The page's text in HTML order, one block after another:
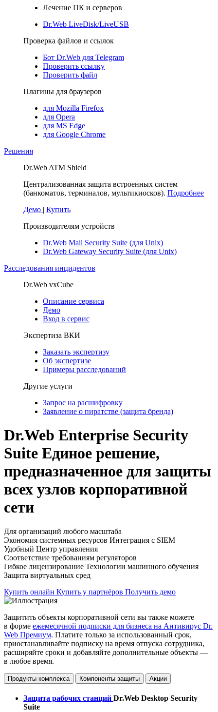
Лечение ПК и серверов
Dr.Web LiveDisk/LiveUSB
Проверка файлов и ссылок
Бот Dr.Web для Telegram
Проверить ссылку
Проверить файл
Плагины для браузеров
для Mozilla Firefox
для Opera
для MS Edge
для Google Chrome
Решения
Dr.Web ATM Shield
Централизованная защита встроенных систем
(банкоматов, терминалов, мультикиосков). Подробнее
Демо | Купить
Производителям устройств
Dr.Web Mail Security Suite (для Unix)
Dr.Web Gateway Security Suite (для Unix)
Расследования инцидентов
Dr.Web vxCube
Описание сервиса
Демо
Вход в сервис
Экспертиза ВКИ
Заказать экспертизу
Об экспертизе
Примеры расследований
Другие услуги
Запрос на расшифровку
Заявление о пиратстве (защита бренда)
Dr.Web Enterprise Security
Suite Единое решение,
предназначенное для защиты
всех узлов корпоративной
сети
Для организаций любого масштаба
Экономия системных ресурсов Интеграция с SIEM
Удобный Центр управления
Соответствие требованиям регуляторов
Гибкое лицензирование Технологии машинного обучения
Защита виртуальных сред
Купить онлайн Купить у партнёров Получить демо
Защитить объекты корпоративной сети вы также можете
в форме ежемесячной подписки для бизнеса на Антивирус Dr.
Web Премиум. Платите только за использованный срок,
приостанавливайте подписку на время отпуска сотрудника,
расширяйте сроки и добавляйте дополнительные объекты —
в любое время.
Продукты комплекса Компоненты защиты Акции
Защита рабочих станций Dr.Web Desktop Security
Suite